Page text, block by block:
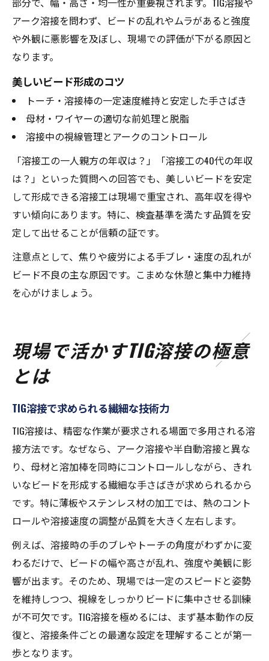
アーク溶接を問わず、ビードの乱れやムラがあると強度
や外観に悪影響を及ぼし、現場での評価が下がる原因と
なります。
美しいビード形成のコツ
トーチ・溶接棒の一定速度維持と安定した手さばき
母材・ワイヤーの適切な前処理と脱脂
溶接中の視線管理とアークのコントロール
「溶接工の一人親方の年収は？」「溶接工の40代の年収
は？」といった質問への回答でも、美しいビードを安定
して形成できる溶接工は現場で重宝され、高年収を得や
すい傾向にあります。特に、検査基準を満たす品質を安
定して出せることが信頼の証です。
注意点として、焦りや疲労による手ブレ・速度の乱れが
ビード不良の主な原因です。こまめな休憩と集中力維持
を心がけましょう。
現場で活かすTIG溶接の極意
とは
TIG溶接で求められる繊細な技術力
TIG溶接は、精密な作業が要求される場面で多用される溶
接方法です。なぜなら、アーク溶接や半自動溶接と異な
り、母材と溶加棒を同時にコントロールしながら、きれ
いなビードを形成する繊細な手さばきが求められるから
です。特に薄板やステンレス材の加工では、熱のコント
ロールや溶接速度の調整が品質を大きく左右します。
例えば、溶接時の手のブレやトーチの角度がわずかに変
わるだけで、ビードの幅や高さが乱れ、強度や美観に影
響が出ます。そのため、現場では一定のスピードと姿勢
を維持しつつ、視線をしっかりビードに集中させる訓練
が不可欠です。TIG溶接を極めるには、まず基本動作の反
復と、溶接条件ごとの最適な設定を理解することが第一
歩となります。